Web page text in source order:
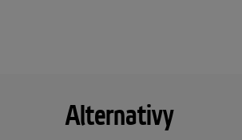
Alternativy